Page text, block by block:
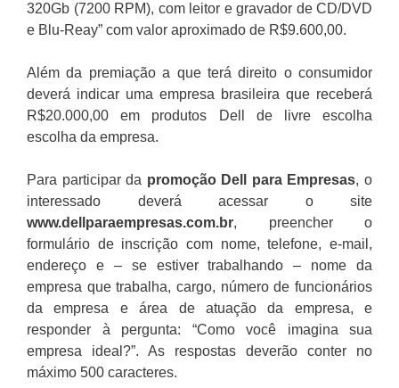
320Gb (7200 RPM), com leitor e gravador de CD/DVD
e Blu-Reay” com valor aproximado de R$9.600,00.
Além da premiação a que terá direito o consumidor
deverá indicar uma empresa brasileira que receberá
R$20.000,00 em produtos Dell de livre escolha
escolha da empresa.
Para participar da promoção Dell para Empresas, o
interessado deverá acessar o site
www.dellparaempresas.com.br, preencher o
formulário de inscrição com nome, telefone, e-mail,
endereço e – se estiver trabalhando – nome da
empresa que trabalha, cargo, número de funcionários
da empresa e área de atuação da empresa, e
responder à pergunta: “Como você imagina sua
empresa ideal?”. As respostas deverão conter no
máximo 500 caracteres.